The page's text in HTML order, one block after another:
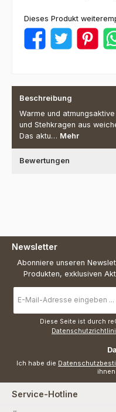
Dieses Produkt
Beschreibung
Warme und
und Stehkragen aus
Das aktu… Mehr
Bewertungen
Newsletter
Abonniere unseren
Produkten, exklusiven
Mail-
Adresse
Diese Seite ist durch
Ich habe die
Service-Hotline